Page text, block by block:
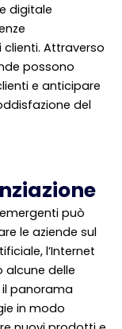
digitale
Attraverso
possono
e anticipare
del
può
le aziende sul
l’Internet
alcune delle
panorama
in modo